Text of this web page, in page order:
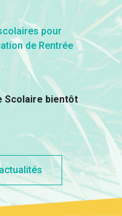
Scolaire bientôt